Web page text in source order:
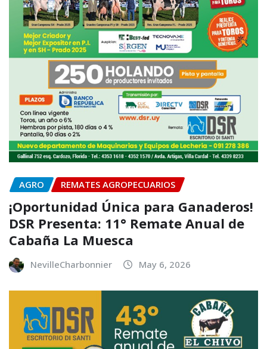
AGRO REMATES AGROPECUARIOS
¡Oportunidad Única para Ganaderos!
DSR Presenta: 11° Remate Anual de
Cabaña La Muesca
NevilleCharbonnier May 6, 2026